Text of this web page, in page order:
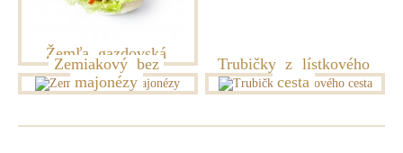
Žemľa gazdovská
Zemiakový bez
majonézy
Trubičky z lístkového
cesta